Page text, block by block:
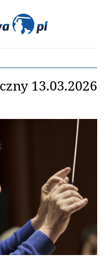
13.03.2026